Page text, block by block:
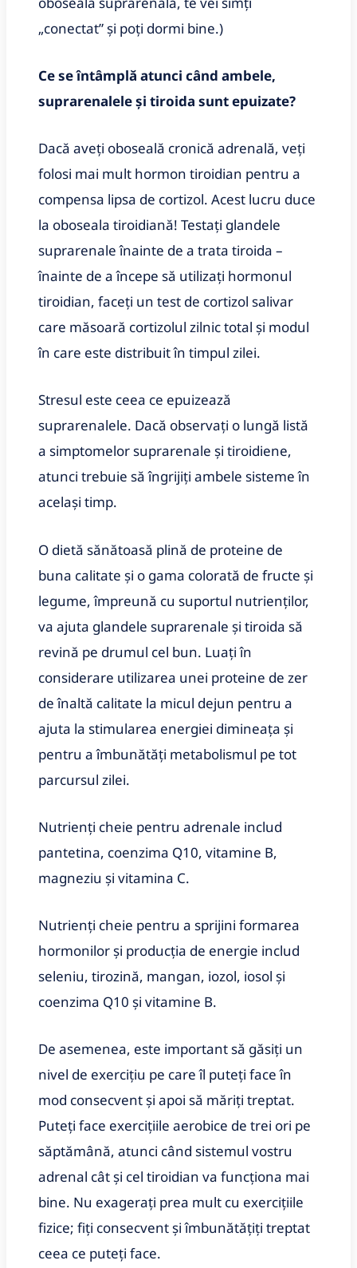
„conectat” și poți dormi bine.)
Ce se întâmplă atunci când ambele,
suprarenalele și tiroida sunt epuizate?
Dacă aveți oboseală cronică adrenală, veți
folosi mai mult hormon tiroidian pentru a
compensa lipsa de cortizol. Acest lucru duce
la oboseala tiroidiană! Testați glandele
suprarenale înainte de a trata tiroida –
înainte de a începe să utilizați hormonul
tiroidian, faceți un test de cortizol salivar
care măsoară cortizolul zilnic total și modul
în care este distribuit în timpul zilei.
Stresul este ceea ce epuizează
suprarenalele. Dacă observați o lungă listă
a simptomelor suprarenale și tiroidiene,
atunci trebuie să îngrijiți ambele sisteme în
același timp.
O dietă sănătoasă plină de proteine ​​de
buna calitate și o gama colorată de fructe și
legume, împreună cu suportul nutrienților,
va ajuta glandele suprarenale și tiroida să
revină pe drumul cel bun. Luați în
considerare utilizarea unei proteine ​​de zer
de înaltă calitate la micul dejun pentru a
ajuta la stimularea energiei dimineața și
pentru a îmbunătăți metabolismul pe tot
parcursul zilei.
Nutrienți cheie pentru adrenale includ
pantetina, coenzima Q10, vitamine B,
magneziu și vitamina C.
Nutrienți cheie pentru a sprijini formarea
hormonilor și producția de energie includ
seleniu, tirozină, mangan, iozol, iosol și
coenzima Q10 și vitamine B.
De asemenea, este important să găsiți un
nivel de exercițiu pe care îl puteți face în
mod consecvent și apoi să măriți treptat.
Puteți face exercițiile aerobice de trei ori pe
săptămână, atunci când sistemul vostru
adrenal cât și cel tiroidian va funcționa mai
bine. Nu exagerați prea mult cu exercițiile
fizice; fiți consecvent și îmbunătățiți treptat
ceea ce puteți face.